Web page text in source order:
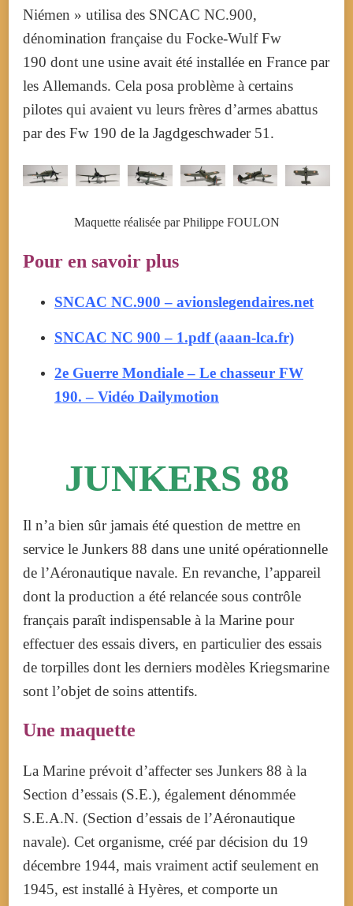
Niémen » utilisa des SNCAC NC.900,
dénomination française du Focke-Wulf Fw
190 dont une usine avait été installée en France par
les Allemands. Cela posa problème à certains
pilotes qui avaient vu leurs frères d’armes abattus
par des Fw 190 de la Jagdgeschwader 51.
Maquette réalisée par Philippe FOULON
Pour en savoir plus
SNCAC NC.900 – avionslegendaires.net
SNCAC NC 900 – 1.pdf (aaan-lca.fr)
2e Guerre Mondiale – Le chasseur FW
190. – Vidéo Dailymotion
JUNKERS 88
Il n’a bien sûr jamais été question de mettre en
service le Junkers 88 dans une unité opérationnelle
de l’Aéronautique navale. En revanche, l’appareil
dont la production a été relancée sous contrôle
français paraît indispensable à la Marine pour
effectuer des essais divers, en particulier des essais
de torpilles dont les derniers modèles Kriegsmarine
sont l’objet de soins attentifs.
Une maquette
La Marine prévoit d’affecter ses Junkers 88 à la
Section d’essais (S.E.), également dénommée
S.E.A.N. (Section d’essais de l’Aéronautique
navale). Cet organisme, créé par décision du 19
décembre 1944, mais vraiment actif seulement en
1945, est installé à Hyères, et comporte un